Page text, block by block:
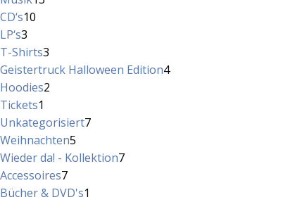
CD‘s10
LP‘s3
Produkte
T-Shirts3
Produkte
Geistertruck Halloween Edition44
Hoodies2
Tickets1
Produkt
Unkategorisiert77
Weihnachten5
Produkte
Wieder da! - Kollektion77
Accessoires77
Produkte
Bücher & DVD's1